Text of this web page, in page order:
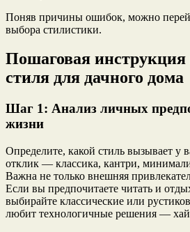
Поняв причины ошибок, можно
выбора стилистики.
Пошаговая
стиля для дачного дома
Шаг 1: Анализ личных
жизни
Определите, какой стиль вызывает у
отклик — классика, кантри,
Важна не только внешняя
Если вы предпочитаете читать и
выбирайте классические или
любит технологичные решения —